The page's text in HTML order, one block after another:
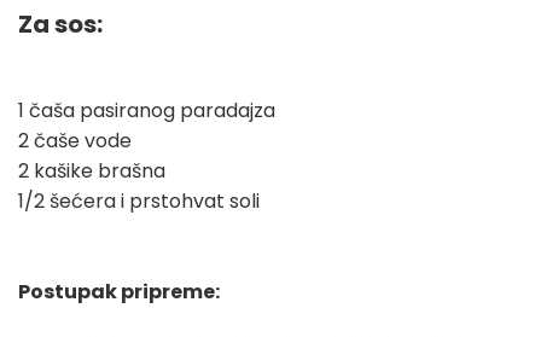
Za sos:
1 čaša pasiranog paradajza
2 čaše vode
2 kašike brašna
1/2 šećera i prstohvat soli
Postupak pripreme: